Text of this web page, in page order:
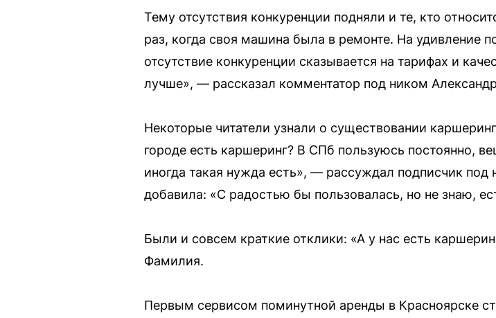
Тему отсутствия конкуренции подняли и те, кто
раз, когда своя машина была в ремонте. На удивление
отсутствие конкуренции сказывается на тарифах и
лучше», — рассказал комментатор под ником
Некоторые читатели узнали о существовании
городе есть каршеринг? В СПб пользуюсь постоянно,
иногда такая нужда есть», — рассуждал подписчик под
добавила: «С радостью бы пользовалась, но не знаю,
Были и совсем краткие отклики: «А у нас есть
Фамилия.
Первым сервисом поминутной аренды в Красноярске